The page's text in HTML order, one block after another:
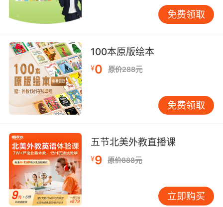
显然我在牌桌上毫无胜算 但是我要去陪老婆
9. OK, OK, before you say anything, just know
that I never imagined the virus being used for
something like this.
好了 好了 在你开口之前 只希望你明白我从没想
过这个病毒 会被用在这种事情上
10. It's OK. It's for your own protection.
没关系 我们这是为了保护你
免费领取
100本原版绘本
¥0 原价288元
免费领取
五节北美外教直播课
¥9 原价888元
立即购买